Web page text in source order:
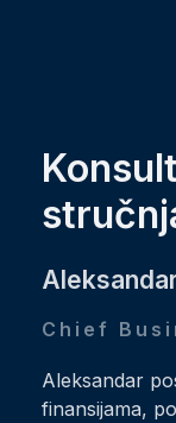
Chief
Aleksandar
finansijama,